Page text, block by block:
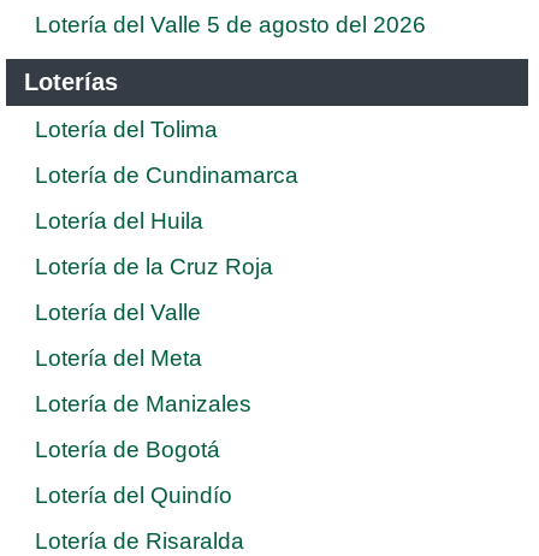
Lotería del Valle 5 de agosto del 2026
Loterías
Lotería del Tolima
Lotería de Cundinamarca
Lotería del Huila
Lotería de la Cruz Roja
Lotería del Valle
Lotería del Meta
Lotería de Manizales
Lotería de Bogotá
Lotería del Quindío
Lotería de Risaralda